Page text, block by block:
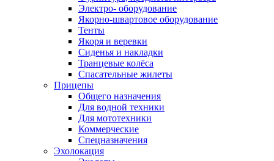
Электро- оборудование
Якорно-швартовое оборудование
Тенты
Якоря и веревки
Сиденья и накладки
Транцевые колёса
Спасательные жилеты
Прицепы
Общего назначения
Для водной техники
Для мототехники
Коммерческие
Спецназначения
Эхолокация